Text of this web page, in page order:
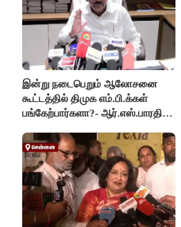
இன்று நடைபெறும் ஆலோசனை
கூட்டத்தில் திமுக எம்.பி.க்கள்
பங்கேற்பார்களா?- ஆர்.எஸ்.பாரதி